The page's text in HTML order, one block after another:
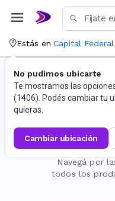
Estás en Capital Federal
No pudimos ubicarte
Te mostramos las
(1406). Podés cambiar tu
quieras.
cambiar ubicación
La
Navegá por
todos los